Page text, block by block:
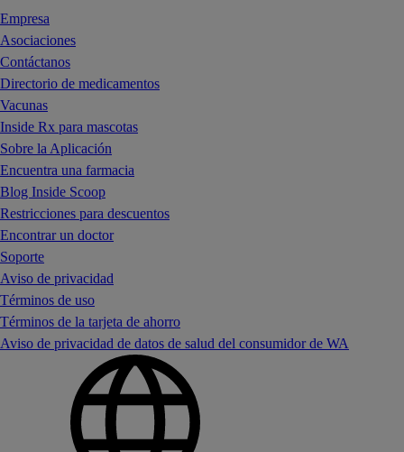
Empresa
Asociaciones
Contáctanos
Directorio de medicamentos
Vacunas
Inside Rx para mascotas
Sobre la Aplicación
Encuentra una farmacia
Blog Inside Scoop
Restricciones para descuentos
Encontrar un doctor
Soporte
Aviso de privacidad
Términos de uso
Términos de la tarjeta de ahorro
Aviso de privacidad de datos de salud del consumidor de WA